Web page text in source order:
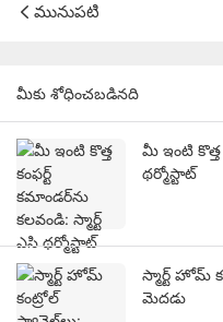
మునుపటి
మీకు శోధించబడినది
మీ ఇంటి కొత్త
థర్మోస్టాట్
స్మార్ట్ హోమ్
మెదడు